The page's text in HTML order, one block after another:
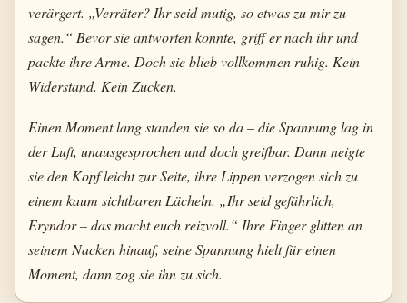
verärgert. „Verräter? Ihr seid mutig, so etwas zu mir zu
sagen.“ Bevor sie antworten konnte, griff er nach ihr und
packte ihre Arme. Doch sie blieb vollkommen ruhig. Kein
Widerstand. Kein Zucken.
Einen Moment lang standen sie so da – die Spannung lag in
der Luft, unausgesprochen und doch greifbar. Dann neigte
sie den Kopf leicht zur Seite, ihre Lippen verzogen sich zu
einem kaum sichtbaren Lächeln. „Ihr seid gefährlich,
Eryndor – das macht euch reizvoll.“ Ihre Finger glitten an
seinem Nacken hinauf, seine Spannung hielt für einen
Moment, dann zog sie ihn zu sich.